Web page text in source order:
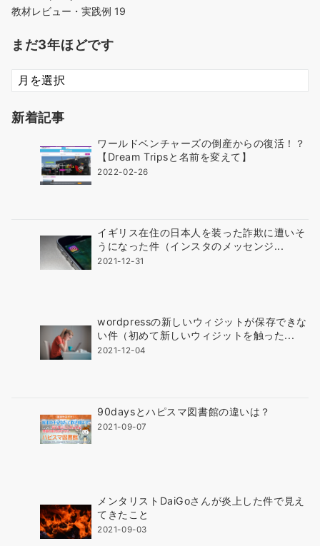
教材レビュー・実践例 19
まだ3年ほどです
ま
だ
年
新着記事
ワールドベンチャーズの倒産からの復活！？
【Dream Tripsと名前を変えて】
2022-02-26
イギリス在住の日本人を装った詐欺に遭いそ
うになった件（インスタのメッセンジ...
2021-12-31
wordpressの新しいウィジットが保存できな
い件（初めて新しいウィジットを触った...
2021-12-04
90daysとハピスマ図書館の違いは？
2021-09-07
メンタリストDaiGoさんが炎上した件で見え
てきたこと
2021-09-03